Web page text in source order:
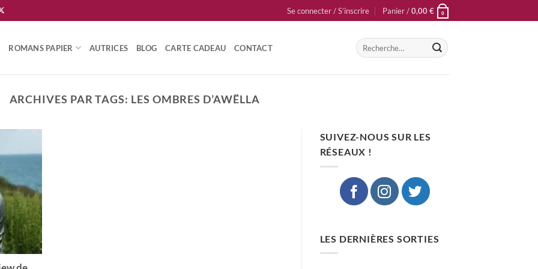
Se connecter / S’inscrire Panier /0,00€ 0
ROMANS PAPIER AUTRICES BLOG CARTE CADEAU CONTACT
Recherche
pour :
ARCHIVES PAR TAGS: LES OMBRES D’AWËLLA
SUIVEZ-NOUS SUR LES
RÉSEAUX !
LES DERNIÈRES SORTIES